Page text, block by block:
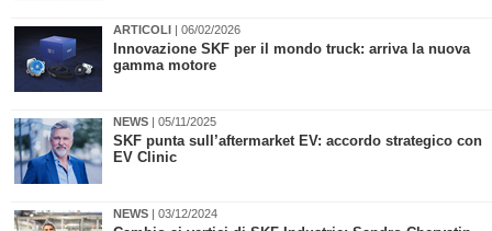
ARTICOLI | 06/02/2026
Innovazione SKF per il mondo truck: arriva la nuova
gamma motore
NEWS | 05/11/2025
​SKF punta sull’aftermarket EV: accordo strategico con
EV Clinic
NEWS | 03/12/2024